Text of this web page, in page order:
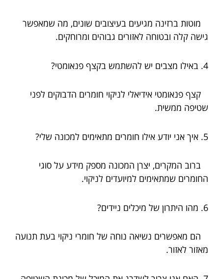
מוטות ברזינה מגיעים בעיצובים שונים, מה שמאפשר
גישה קלה ובטוחה לאזורים גבוהים ומרוחקים.
4. באילו מצבים יש להשתמש בקצף פנאומטי?
קצף פנאומטי אידיאלי לניקוי חומרים הדבוקים לפני
שטיפה ממשית.
5. איך אני יודע אילו חומרים מתאימים למכונה שלי?
ברוב המקרים, יצרן המכונה מספק מידע על סוגי
החומרים שמתאימים למיועדים לניקוי.
6. מהו היתרון של מיכלים ניידים?
הם מאפשרים נשיאה נוחה של חומרי ניקוי בעת תנועה
מאזור לאזור.